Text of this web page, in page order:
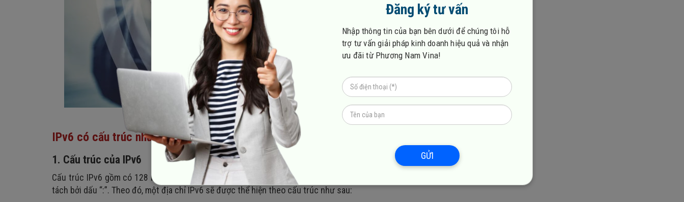
IPv6 có cấu trúc như thế nào?
1. Cấu trúc của IPv6
Cấu trúc IPv6 gồm có 128 bit và được phân thành 8 nhóm khác nhau. Trong đó, mỗi nhóm sẽ có 16 bit và được phân
tách bởi dấu “:”. Theo đó, một địa chỉ IPv6 sẽ được thể hiện theo cấu trúc như sau:
Đăng ký tư vấn
Nhập thông tin của bạn bên dưới để chúng tôi hỗ
trợ tư vấn giải pháp kinh doanh hiệu quả và nhận
ưu đãi từ Phương Nam Vina!
GỬI